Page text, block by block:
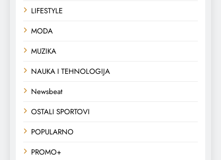
LIFESTYLE
MODA
MUZIKA
NAUKA I TEHNOLOGIJA
Newsbeat
OSTALI SPORTOVI
POPULARNO
PROMO+